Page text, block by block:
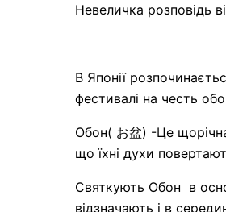
Невеличка розповідь
В Японії
фестивалі на честь
Обон( お盆) -Це
що їхні духи
Святкують Обон в
відзначають і в